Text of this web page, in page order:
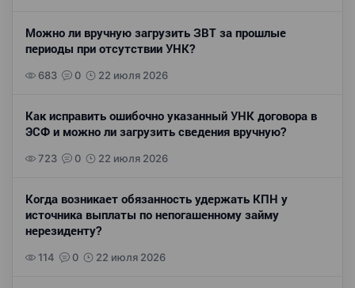
Можно ли вручную загрузить ЗВТ за прошлые
периоды при отсутствии УНК?
683 0 22 июля 2026
Как исправить ошибочно указанный УНК договора в
ЭСФ и можно ли загрузить сведения вручную?
723 0 22 июля 2026
Когда возникает обязанность удержать КПН у
источника выплаты по непогашенному займу
нерезиденту?
114 0 22 июля 2026